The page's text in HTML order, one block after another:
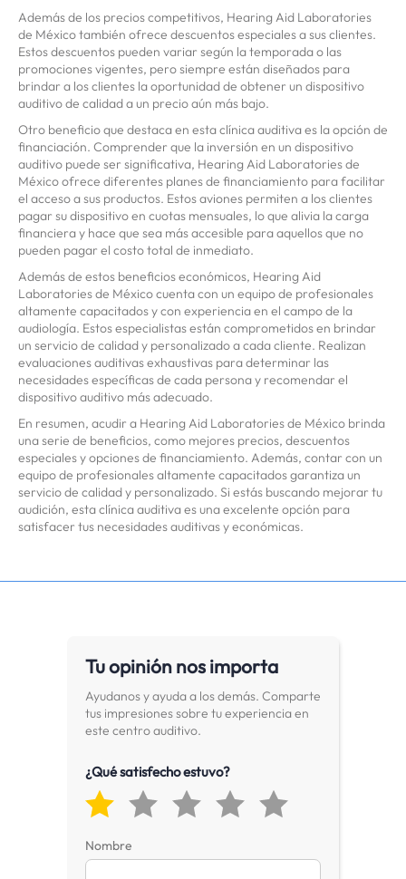
Además de los precios competitivos, Hearing Aid Laboratories
de México también ofrece descuentos especiales a sus clientes.
Estos descuentos pueden variar según la temporada o las
promociones vigentes, pero siempre están diseñados para
brindar a los clientes la oportunidad de obtener un dispositivo
auditivo de calidad a un precio aún más bajo.
Otro beneficio que destaca en esta clínica auditiva es la opción de
financiación. Comprender que la inversión en un dispositivo
auditivo puede ser significativa, Hearing Aid Laboratories de
México ofrece diferentes planes de financiamiento para facilitar
el acceso a sus productos. Estos aviones permiten a los clientes
pagar su dispositivo en cuotas mensuales, lo que alivia la carga
financiera y hace que sea más accesible para aquellos que no
pueden pagar el costo total de inmediato.
Además de estos beneficios económicos, Hearing Aid
Laboratories de México cuenta con un equipo de profesionales
altamente capacitados y con experiencia en el campo de la
audiología. Estos especialistas están comprometidos en brindar
un servicio de calidad y personalizado a cada cliente. Realizan
evaluaciones auditivas exhaustivas para determinar las
necesidades específicas de cada persona y recomendar el
dispositivo auditivo más adecuado.
En resumen, acudir a Hearing Aid Laboratories de México brinda
una serie de beneficios, como mejores precios, descuentos
especiales y opciones de financiamiento. Además, contar con un
equipo de profesionales altamente capacitados garantiza un
servicio de calidad y personalizado. Si estás buscando mejorar tu
audición, esta clínica auditiva es una excelente opción para
satisfacer tus necesidades auditivas y económicas.
Tu opinión nos importa
Ayudanos y ayuda a los demás. Comparte
tus impresiones sobre tu experiencia en
este centro auditivo.
¿Qué satisfecho estuvo?
Nombre